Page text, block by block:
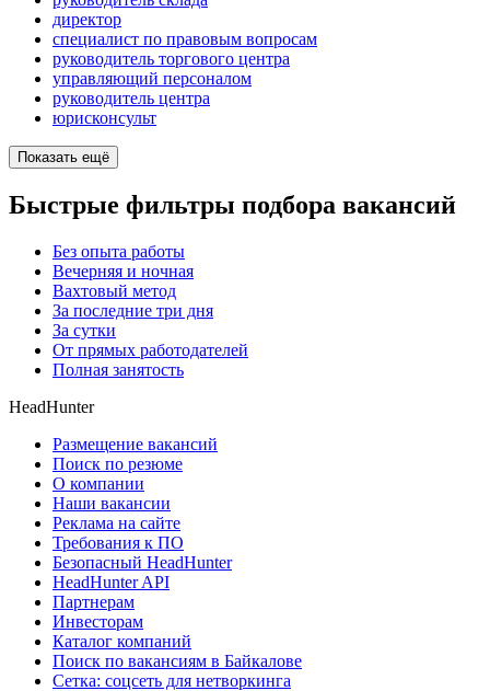
директор
специалист по правовым вопросам
руководитель торгового центра
управляющий персоналом
руководитель центра
юрисконсульт
Показать ещё
Быстрые фильтры подбора вакансий
Без опыта работы
Вечерняя и ночная
Вахтовый метод
За последние три дня
За сутки
От прямых работодателей
Полная занятость
HeadHunter
Размещение вакансий
Поиск по резюме
О компании
Наши вакансии
Реклама на сайте
Требования к ПО
Безопасный HeadHunter
HeadHunter API
Партнерам
Инвесторам
Каталог компаний
Поиск по вакансиям в Байкалове
Сетка: соцсеть для нетворкинга